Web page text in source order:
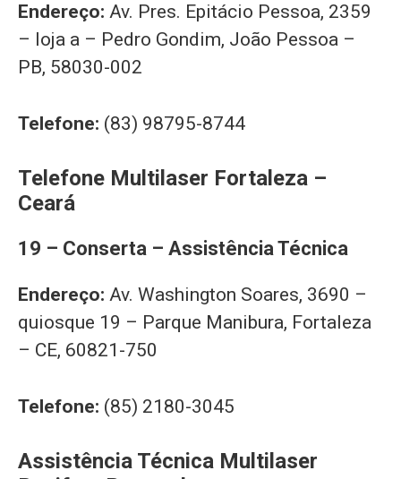
Endereço: Av. Pres. Epitácio Pessoa, 2359
– loja a – Pedro Gondim, João Pessoa –
PB, 58030-002
Telefone: (83) 98795-8744
Telefone Multilaser Fortaleza –
Ceará
19 – Conserta – Assistência Técnica
Endereço: Av. Washington Soares, 3690 –
quiosque 19 – Parque Manibura, Fortaleza
– CE, 60821-750
Telefone: (85) 2180-3045
Assistência Técnica Multilaser